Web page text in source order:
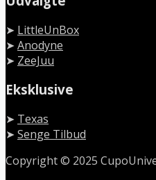
➤ LittleUnBox
➤ Anodyne
➤ ZeeJuu
Eksklusive
➤ Texas
➤ Senge Tilbud
Copyright © 2025